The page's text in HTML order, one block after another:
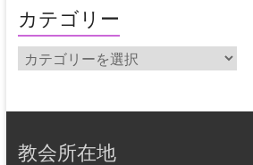
イ
ブ
カテゴリー
カ
テ
リ
教会所在地